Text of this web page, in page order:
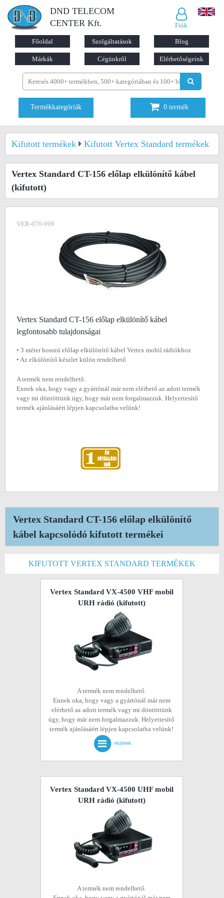
DND TELECOM
CENTER Kft.
Fiók
Főoldal Szolgáltatások Blog
Márkák Cégünkről Elérhetőségeink
Termékkategóriák 0 termék
Kifutott termékek Kifutott Vertex Standard termékek
Vertex Standard CT-156 előlap elkülönítő kábel
(kifutott)
VER-070-999
Vertex Standard CT-156 előlap elkülönítő kábel
legfontosabb tulajdonságai
• 3 méter hosszú előlap elkülönítő kábel Vertex mobil rádiókhoz
• Az elkülönítő készlet külön rendelhető
A termék nem rendelhető.
Ennek oka, hogy vagy a gyártónál már nem elérhető az adott termék
vagy mi döntöttünk úgy, hogy már nem forgalmazzuk. Helyettesítő
termék ajánlásáért lépjen kapcsolatba velünk!
Vertex Standard CT-156 előlap elkülönítő
kábel kapcsolódó kifutott termékei
KIFUTOTT VERTEX STANDARD TERMÉKEK
Vertex Standard VX-4500 VHF mobil
URH rádió (kifutott)
A termék nem rendelhető.
Ennek oka, hogy vagy a gyártónál már nem
elérhető az adott termék vagy mi döntöttünk
úgy, hogy már nem forgalmazzuk. Helyettesítő
termék ajánlásáért lépjen kapcsolatba velünk!
részletek
Vertex Standard VX-4500 UHF mobil
URH rádió (kifutott)
A termék nem rendelhető.